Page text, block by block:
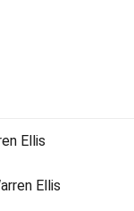
Ellis
Ellis